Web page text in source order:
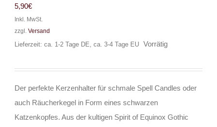
5,90€
Inkl. MwSt.
zzgl. Versand
Lieferzeit: ca. 1-2 Tage DE, ca. 3-4 Tage EU
Vorrätig
Der perfekte Kerzenhalter für schmale Spell Candles oder
auch Räucherkegel in Form eines schwarzen
Katzenkopfes. Aus der kultigen Spirit of Equinox Gothic